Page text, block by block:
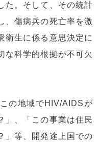
た。そして、その統計
、傷病兵の死亡率を激
衛生に係る意思決定に
な科学的根拠が不可欠
の地域でHIV/AIDSが
」、「この事業は住民
」等、開発途上国での